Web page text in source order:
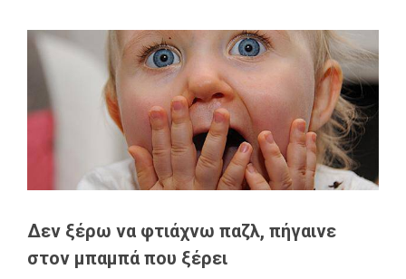
Δεν ξέρω να φτιάχνω παζλ, πήγαινε
στον μπαμπά που ξέρει